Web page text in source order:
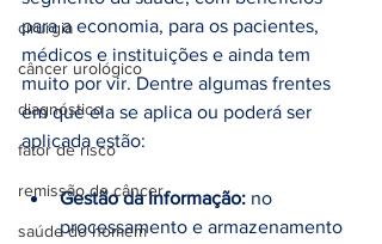
cirurgia
câncer urológico
diagnóstico
fator de risco
remissão do câncer
saúde do homem
para a economia, para os pacientes,
médicos e instituições e ainda tem
muito por vir. Dentre algumas frentes
em que ela se aplica ou poderá ser
aplicada estão:
Gestão da Informação: no
processamento e armazenamento